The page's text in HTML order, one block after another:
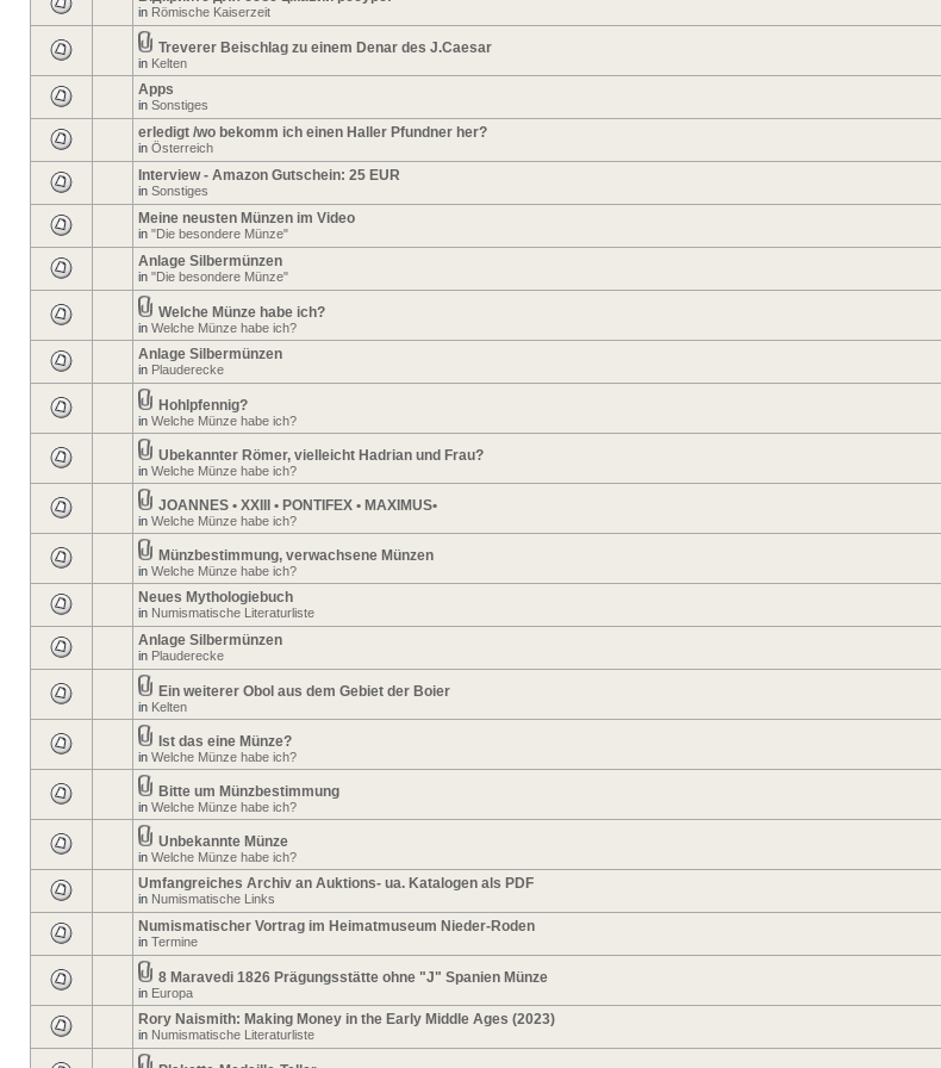
in Römische Kaiserzeit
Treverer Beischlag zu einem Denar des J.Caesar
in Kelten
Apps
in Sonstiges
erledigt /wo bekomm ich einen Haller Pfundner her?
in Österreich
Interview - Amazon Gutschein: 25 EUR
in Sonstiges
Meine neusten Münzen im Video
in "Die besondere Münze"
Anlage Silbermünzen
in "Die besondere Münze"
Welche Münze habe ich?
in Welche Münze habe ich?
Anlage Silbermünzen
in Plauderecke
Hohlpfennig?
in Welche Münze habe ich?
Ubekannter Römer, vielleicht Hadrian und Frau?
in Welche Münze habe ich?
JOANNES • XXIII • PONTIFEX • MAXIMUS•
in Welche Münze habe ich?
Münzbestimmung, verwachsene Münzen
in Welche Münze habe ich?
Neues Mythologiebuch
in Numismatische Literaturliste
Anlage Silbermünzen
in Plauderecke
Ein weiterer Obol aus dem Gebiet der Boier
in Kelten
Ist das eine Münze?
in Welche Münze habe ich?
Bitte um Münzbestimmung
in Welche Münze habe ich?
Unbekannte Münze
in Welche Münze habe ich?
Umfangreiches Archiv an Auktions- ua. Katalogen als PDF
in Numismatische Links
Numismatischer Vortrag im Heimatmuseum Nieder-Roden
in Termine
8 Maravedi 1826 Prägungsstätte ohne "J" Spanien Münze
in Europa
Rory Naismith: Making Money in the Early Middle Ages (2023)
in Numismatische Literaturliste